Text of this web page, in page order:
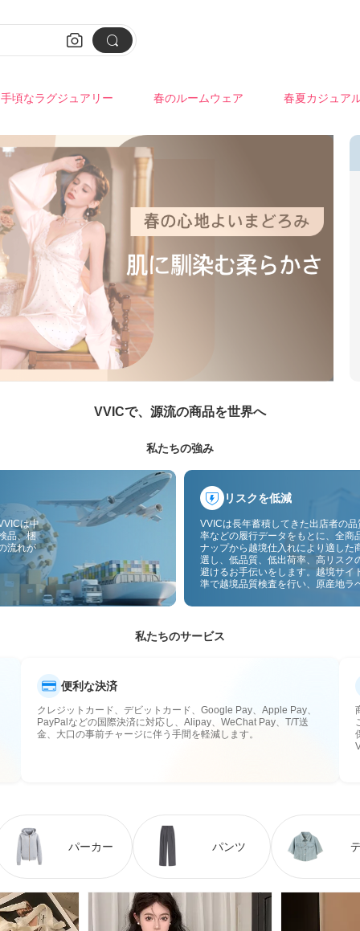
 
手頃なラグジュアリー 春のルームウェア 春夏カジュア
VVICで、源流の商品を世界へ
私たちの強み
は中
品、梱
流れが
リスクを低減
VVICは長年蓄積してきた出店者の
率などの履行データをもとに、全商
ナップから越境仕入れにより適した
選し、低品質、低出荷率、高リスク
避けるお手伝いをします。越境サイ
準で越境品質検査を行い、原産地ラ
スのリスクをさらに抑えます。
私たちのサービス
便利な決済
クレジットカード、デビットカード、Google Pay、Apple Pay、
PayPalなどの国際決済に対応し、Alipay、WeChat Pay、T/T送
金、大口の事前チャージに伴う手間を軽減します。
パーカー パンツ